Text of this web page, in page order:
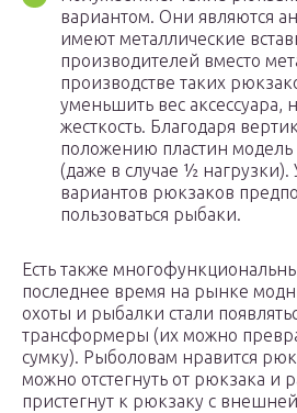
вариантом. Они являются
имеют металлические
производителей вместо
производстве таких
уменьшить вес аксессуара,
жесткость. Благодаря
положению пластин
(даже в случае ½
вариантов рюкзаков
пользоваться рыбаки.
Есть также
последнее время на рынке
охоты и рыбалки стали
трансформеры (их можно
сумку). Рыболовам нравится
можно отстегнуть от рюкзака и
пристегнут к рюкзаку с